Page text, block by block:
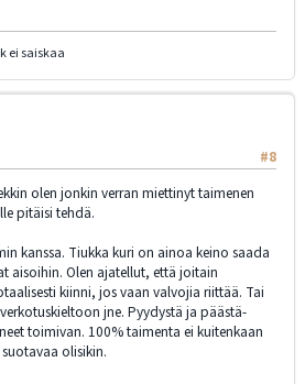
ei saiskaa
#8
olen jonkin verran miettinyt taimenen
pitäisi tehdä.
kanssa. Tiukka kuri on ainoa keino saada
aisoihin. Olen ajatellut, että joitain
kiinni, jos vaan valvojia riittää. Tai
jne. Pyydystä ja päästä-
toimivan. 100% taimenta ei kuitenkaan
olisikin.